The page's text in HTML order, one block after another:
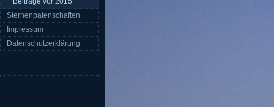
Sternenpatenschaften
Impressum
Datenschutzerklärung